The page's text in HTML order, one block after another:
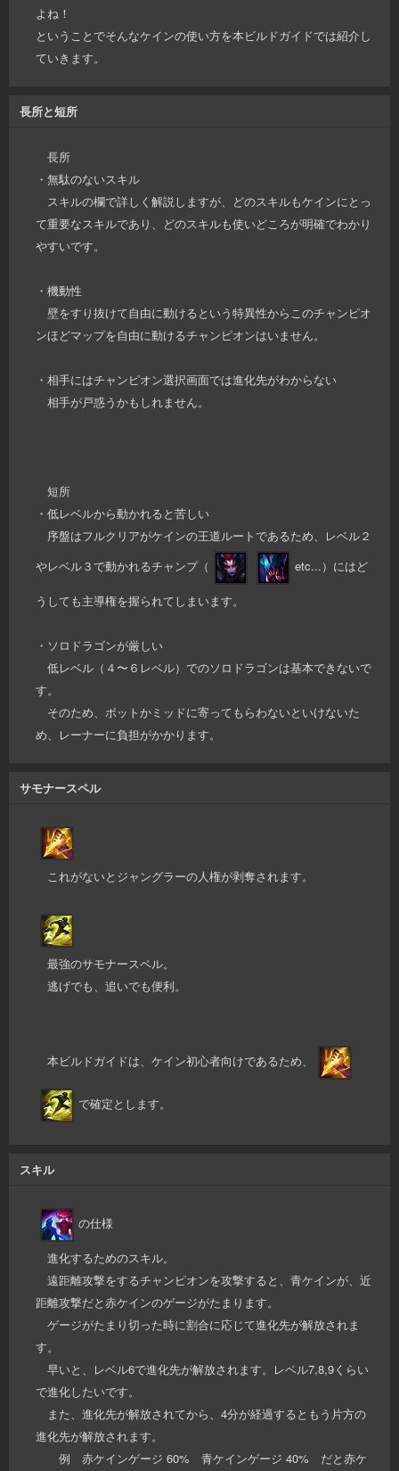
よね！
ということでそんなケインの使い方を本ビルドガイドでは紹介し
ていきます。
長所と短所
長所
・無駄のないスキル
スキルの欄で詳しく解説しますが、どのスキルもケインにとっ
て重要なスキルであり、どのスキルも使いどころが明確でわかり
やすいです。
・機動性
壁をすり抜けて自由に動けるという特異性からこのチャンピオ
ンほどマップを自由に動けるチャンピオンはいません。
・相手にはチャンピオン選択画面では進化先がわからない
相手が戸惑うかもしれません。
短所
・低レベルから動かれると苦しい
序盤はフルクリアがケインの王道ルートであるため、レベル２
やレベル３で動かれるチャンプ（
etc...）にはど
うしても主導権を握られてしまいます。
・ソロドラゴンが厳しい
低レベル（４〜６レベル）でのソロドラゴンは基本できないで
す。
そのため、ボットかミッドに寄ってもらわないといけないた
め、レーナーに負担がかかります。
サモナースペル
これがないとジャングラーの人権が剥奪されます。
最強のサモナースペル。
逃げでも、追いでも便利。
本ビルドガイドは、ケイン初心者向けであるため、
で確定とします。
スキル
の仕様
進化するためのスキル。
遠距離攻撃をするチャンピオンを攻撃すると、青ケインが、近
距離攻撃だと赤ケインのゲージがたまります。
ゲージがたまり切った時に割合に応じて進化先が解放されま
す。
早いと、レベル6で進化先が解放されます。レベル7,8,9くらい
で進化したいです。
また、進化先が解放されてから、4分が経過するともう片方の
進化先が解放されます。
例 赤ケインゲージ 60% 青ケインゲージ 40% だと赤ケ